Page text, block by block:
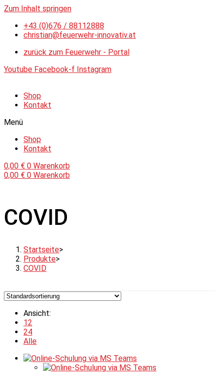
Zum Inhalt springen
+43 (0)676 / 88112888
christian@feuerwehr-innovativ.at
zurück zum Feuerwehr - Portal
Youtube Facebook-f Instagram
Shop
Kontakt
Menü
Shop
Kontakt
0,00 € 0 Warenkorb
0,00 € 0 Warenkorb
COVID
Startseite>
Produkte>
COVID
Ansicht:
12
24
Alle